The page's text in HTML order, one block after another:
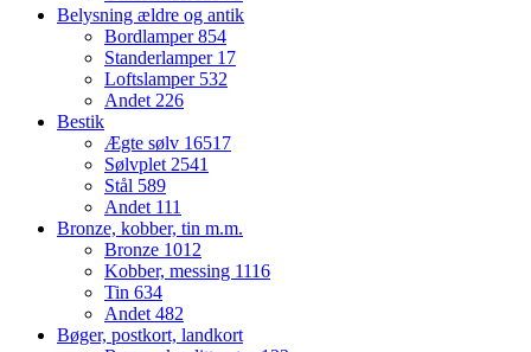
Belysning ældre og antik
Bordlamper854
Standerlamper 17
Loftslamper 532
Andet 226
Bestik
Ægte sølv 16517
Sølvplet 2541
Stål 589
Andet 111
Bronze, kobber, tin m.m.
Bronze 1012
Kobber, messing 1116
Tin 634
Andet 482
Bøger, postkort, landkort